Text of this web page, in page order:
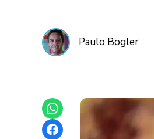
Paulo Bogler
Share on WhatsApp
Share on Facebook